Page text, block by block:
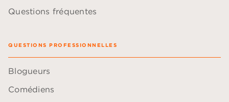
Questions fréquentes
QUESTIONS PROFESSIONNELLES
Blogueurs
Comédiens